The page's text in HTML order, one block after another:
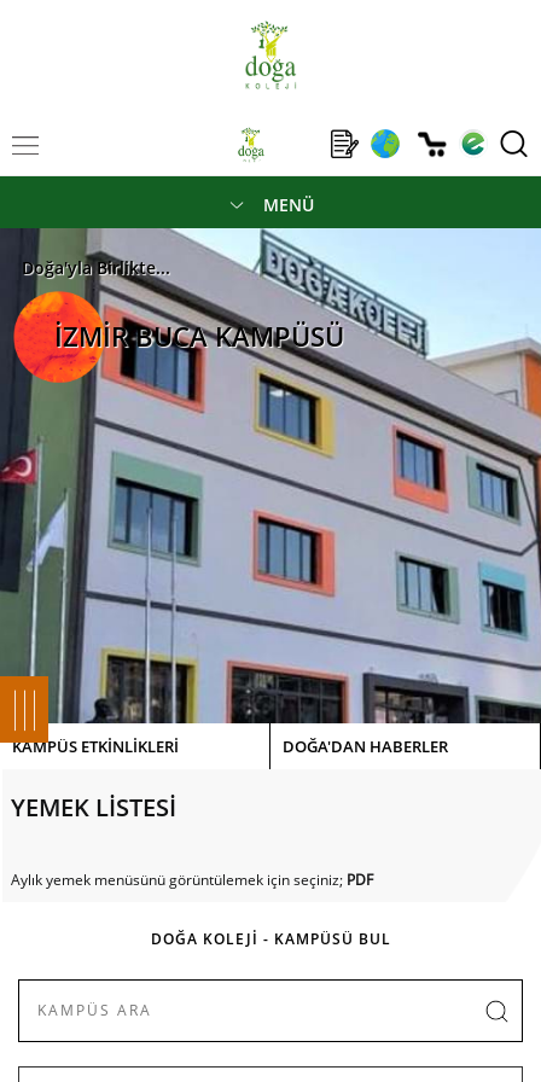
MENÜ
Doğa'yla Birlikte...
İZMİR BUCA KAMPÜSÜ
KAMPÜS ETKİNLİKLERİ DOĞA'DAN HABERLER
YEMEK LİSTESİ
Aylık yemek menüsünü görüntülemek için seçiniz; PDF
DOĞA KOLEJİ - KAMPÜSÜ BUL